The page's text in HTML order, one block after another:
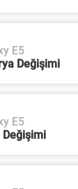
E5
Değişimi
E5
Değişimi